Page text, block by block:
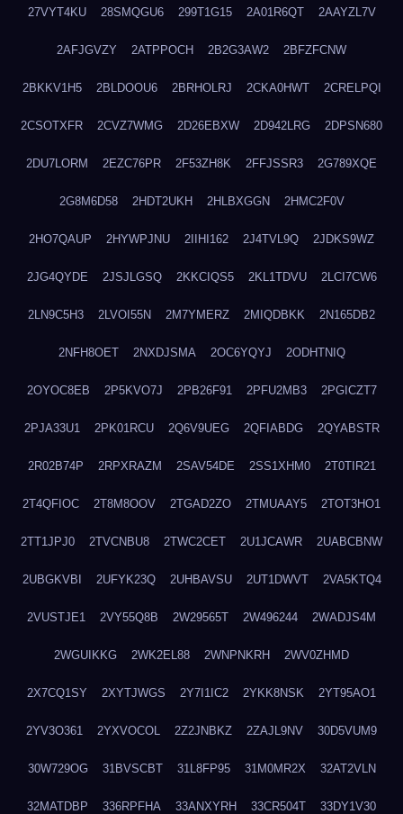
27VYT4KU 28SMQGU6 299T1G15 2A01R6QT 2AAYZL7V
2AFJGVZY 2ATPPOCH 2B2G3AW2 2BFZFCNW
2BKKV1H5 2BLDOOU6 2BRHOLRJ 2CKA0HWT 2CRELPQI
2CSOTXFR 2CVZ7WMG 2D26EBXW 2D942LRG 2DPSN680
2DU7LORM 2EZC76PR 2F53ZH8K 2FFJSSR3 2G789XQE
2G8M6D58 2HDT2UKH 2HLBXGGN 2HMC2F0V
2HO7QAUP 2HYWPJNU 2IIHI162 2J4TVL9Q 2JDKS9WZ
2JG4QYDE 2JSJLGSQ 2KKCIQS5 2KL1TDVU 2LCI7CW6
2LN9C5H3 2LVOI55N 2M7YMERZ 2MIQDBKK 2N165DB2
2NFH8OET 2NXDJSMA 2OC6YQYJ 2ODHTNIQ
2OYOC8EB 2P5KVO7J 2PB26F91 2PFU2MB3 2PGICZT7
2PJA33U1 2PK01RCU 2Q6V9UEG 2QFIABDG 2QYABSTR
2R02B74P 2RPXRAZM 2SAV54DE 2SS1XHM0 2T0TIR21
2T4QFIOC 2T8M8OOV 2TGAD2ZO 2TMUAAY5 2TOT3HO1
2TT1JPJ0 2TVCNBU8 2TWC2CET 2U1JCAWR 2UABCBNW
2UBGKVBI 2UFYK23Q 2UHBAVSU 2UT1DWVT 2VA5KTQ4
2VUSTJE1 2VY55Q8B 2W29565T 2W496244 2WADJS4M
2WGUIKKG 2WK2EL88 2WNPNKRH 2WV0ZHMD
2X7CQ1SY 2XYTJWGS 2Y7I1IC2 2YKK8NSK 2YT95AO1
2YV3O361 2YXVOCOL 2Z2JNBKZ 2ZAJL9NV 30D5VUM9
30W729OG 31BVSCBT 31L8FP95 31M0MR2X 32AT2VLN
32MATDBP 336RPFHA 33ANXYRH 33CR504T 33DY1V30